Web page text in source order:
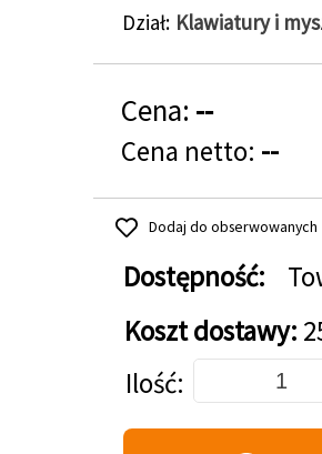
Dział Klawiatury i
Cena: --
Cena netto: --
Dodaj do obserwowanych
Dostępność:
Koszt dostawy:
Dodaj do koszyka
Ilość